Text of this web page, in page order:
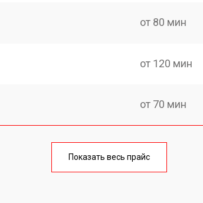
от 80 мин
от 120 мин
от 70 мин
от 100 мин
Показать весь прайс